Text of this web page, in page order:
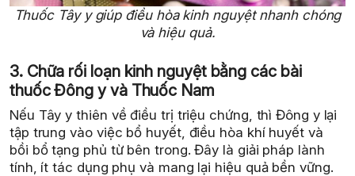
Thuốc Tây y giúp điều hòa kinh nguyệt nhanh chóng
và hiệu quả.
3. Chữa rối loạn kinh nguyệt bằng các bài
thuốc Đông y và Thuốc Nam
Nếu Tây y thiên về điều trị triệu chứng, thì Đông y lại
tập trung vào việc bổ huyết, điều hòa khí huyết và
bồi bổ tạng phủ từ bên trong. Đây là giải pháp lành
tính, ít tác dụng phụ và mang lại hiệu quả bền vững.